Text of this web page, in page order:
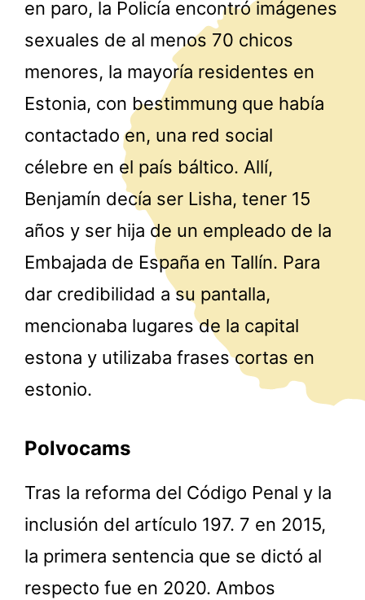
en paro, la Policía encontró imágenes
sexuales de al menos 70 chicos
menores, la mayoría residentes en
Estonia, con bestimmung que había
contactado en, una red social
célebre en el país báltico. Allí,
Benjamín decía ser Lisha, tener 15
años y ser hija de un empleado de la
Embajada de España en Tallín. Para
dar credibilidad a su pantalla,
mencionaba lugares de la capital
estona y utilizaba frases cortas en
estonio.
Polvocams
Tras la reforma del Código Penal y la
inclusión del artículo 197. 7 en 2015,
la primera sentencia que se dictó al
respecto fue en 2020. Ambos